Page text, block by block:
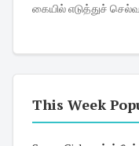
கையில் எடுத்துச்
This Week